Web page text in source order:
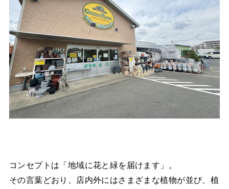
コンセプトは「地域に花と緑を届けます」。
その言葉どおり、店内外にはさまざまな植物が並び、植